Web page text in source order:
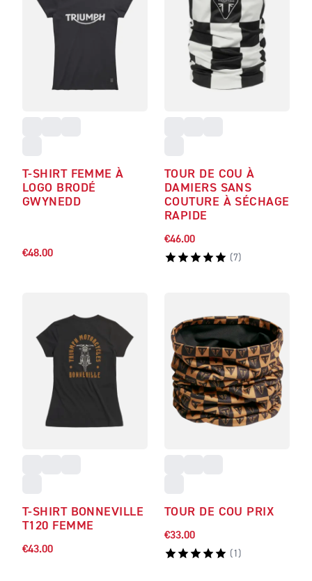
T-SHIRT FEMME À
LOGO BRODÉ
GWYNEDD
€48.00
TOUR DE COU À
DAMIERS SANS
COUTURE À SÉCHAGE
RAPIDE
€46.00
(7)
T-SHIRT BONNEVILLE
T120 FEMME
€43.00
TOUR DE COU PRIX
€33.00
( 1 )